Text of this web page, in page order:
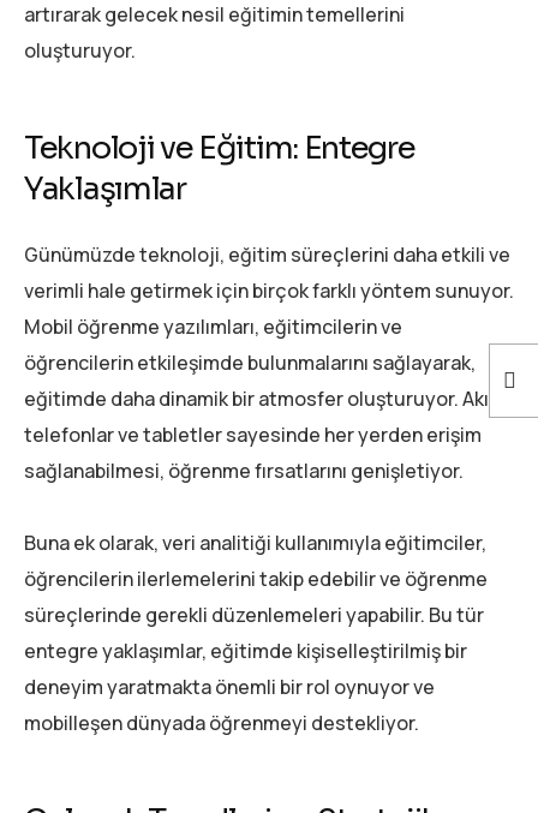
artırarak gelecek nesil eğitimin temellerini
oluşturuyor.
Teknoloji ve Eğitim: Entegre
Yaklaşımlar
Günümüzde teknoloji, eğitim süreçlerini daha etkili ve
verimli hale getirmek için birçok farklı yöntem sunuyor.
Mobil öğrenme yazılımları, eğitimcilerin ve
öğrencilerin etkileşimde bulunmalarını sağlayarak,
eğitimde daha dinamik bir atmosfer oluşturuyor. Akıllı
telefonlar ve tabletler sayesinde her yerden erişim
sağlanabilmesi, öğrenme fırsatlarını genişletiyor.
Buna ek olarak, veri analitiği kullanımıyla eğitimciler,
öğrencilerin ilerlemelerini takip edebilir ve öğrenme
süreçlerinde gerekli düzenlemeleri yapabilir. Bu tür
entegre yaklaşımlar, eğitimde kişiselleştirilmiş bir
deneyim yaratmakta önemli bir rol oynuyor ve
mobilleşen dünyada öğrenmeyi destekliyor.